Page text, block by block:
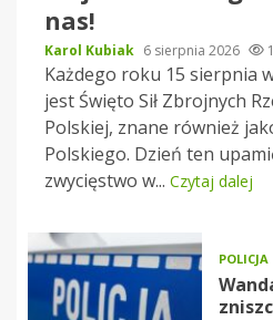
nas!
Karol Kubiak 6 sierpnia 2026
Każdego roku 15 sierpnia
jest Święto Sił Zbrojnych
Polskiej, znane również
Polskiego. Dzień ten
zwycięstwo w... Czytaj dalej
POLICJA